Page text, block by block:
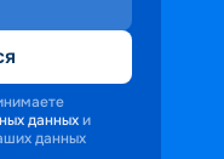
данных и
данных